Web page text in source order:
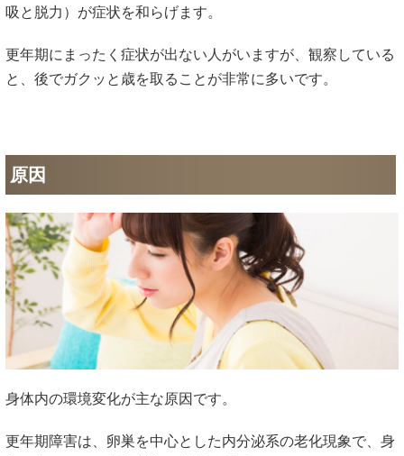
吸と脱力）が症状を和らげます。
更年期にまったく症状が出ない人がいますが、観察している
と、後でガクッと歳を取ることが非常に多いです。
原因
身体内の環境変化が主な原因です。
更年期障害は、卵巣を中心とした内分泌系の老化現象で、身